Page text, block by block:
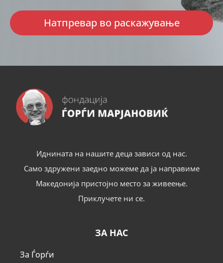
Натпревар во раскажување
Иднината на нашите деца зависи од нас.
Само здружени заедно можеме да ја направиме
Македонија пристојно место за живеење.
Приклучете ни се.
ЗА НАС
За Ѓорѓи